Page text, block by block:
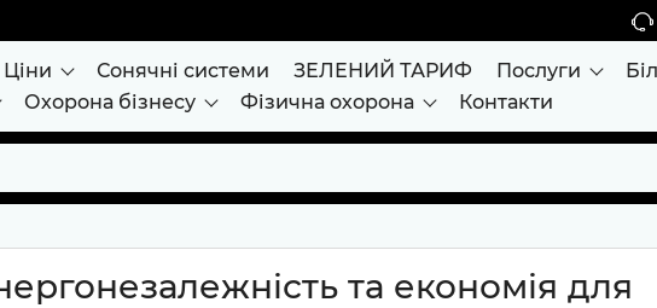
Ціни Сонячні системи ЗЕЛЕНИЙ ТАРИФ Послуги
Охорона бізнесу Фізична охорона Контакти
та економія для